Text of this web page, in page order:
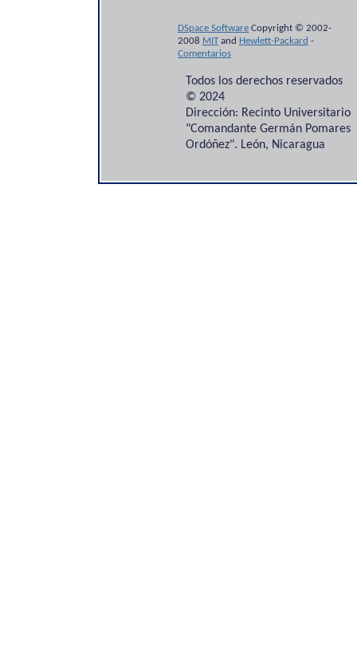
DSpace Software Copyright © 2002-
2008 MITand Hewlett-Packard -
Comentarios
Todos los derechos reservados
© 2024
Dirección: Recinto Universitario
"Comandante Germán Pomares
Ordóñez". León, Nicaragua